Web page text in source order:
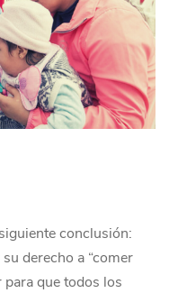
conclusión:
derecho a “comer
que todos los